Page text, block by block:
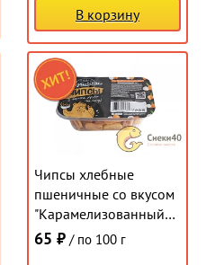
В корзину
Чипсы хлебные
пшеничные со вкусом
"Карамелизованный
лук" (контейнер) 100г
65 ₽ / по 100 г